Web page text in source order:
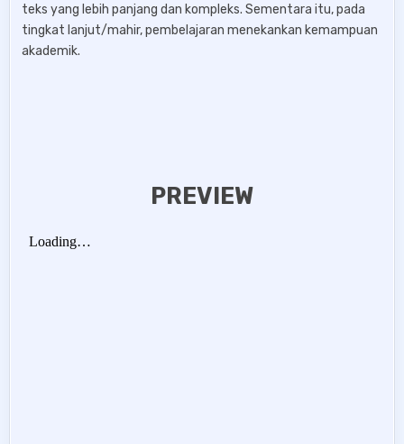
teks yang lebih panjang dan kompleks. Sementara itu, pada
tingkat lanjut/mahir, pembelajaran menekankan kemampuan
akademik.
PREVIEW